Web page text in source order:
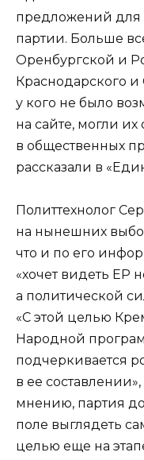
предложений
партии. Больше
Оренбургской и
Краснодарского и
у кого не было
на сайте, могли
в общественных
рассказали в
Политтехнолог
на нынешних
что и по его
«хочет видеть ЕР
а политической
«С этой целью
Народной
подчеркивается
в ее
мнению, партия
поле выглядеть
целью еще на